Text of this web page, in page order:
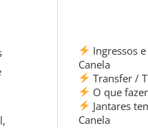
Ingressos
Canela
Transfer /
O que
Jantares
Canela